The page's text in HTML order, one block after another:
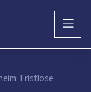
Fristlose